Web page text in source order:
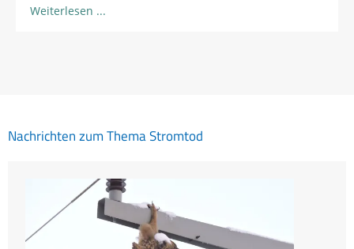
Weiterlesen
Nachrichten zum Thema Stromtod